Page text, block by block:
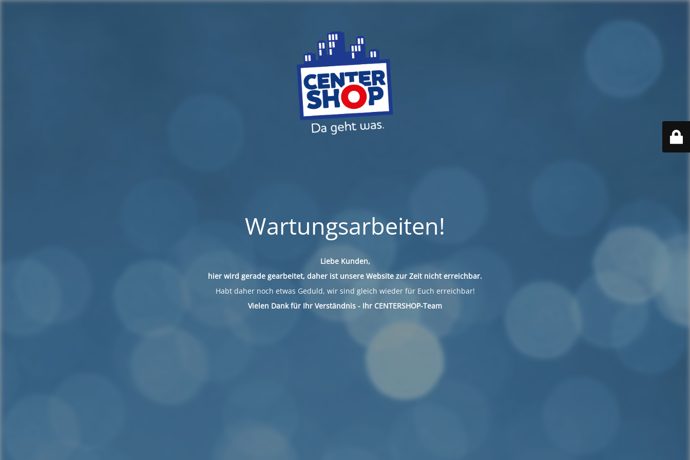
Wartungsarbeiten!
Liebe Kunden,
hier wird gerade gearbeitet, daher ist unsere Website zur Zeit nicht erreichbar.
Habt daher noch etwas Geduld, wir sind gleich wieder für Euch erreichbar!
Vielen Dank für Ihr Verständnis - Ihr CENTERSHOP-Team